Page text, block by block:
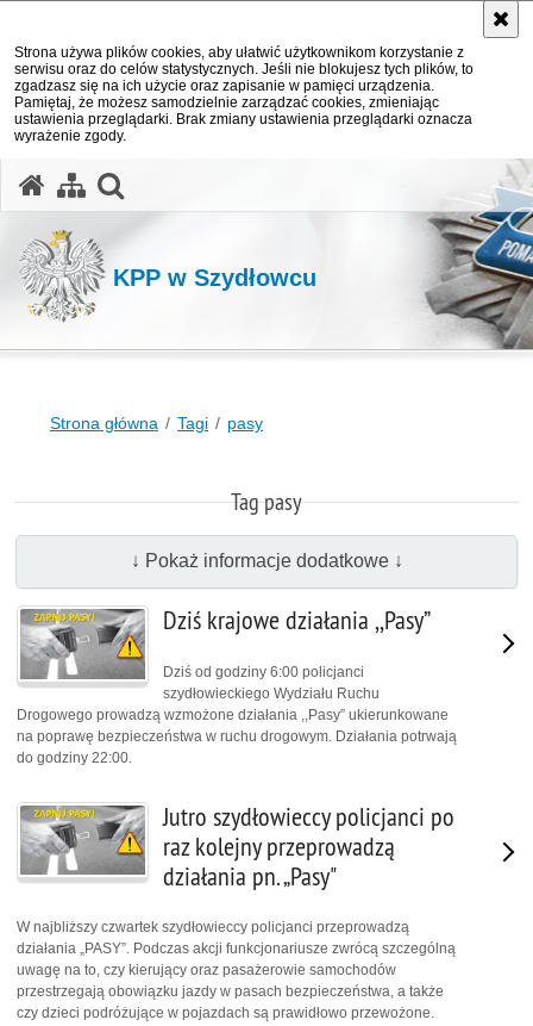
Strona używa plików cookies, aby ułatwić użytkownikom korzystanie z
serwisu oraz do celów statystycznych. Jeśli nie blokujesz tych plików, to
zgadzasz się na ich użycie oraz zapisanie w pamięci urządzenia.
Pamiętaj, że możesz samodzielnie zarządzać cookies, zmieniając
ustawienia przeglądarki. Brak zmiany ustawienia przeglądarki oznacza
wyrażenie zgody.
KPP w Szydłowcu
Strona główna Tagi pasy
Tag pasy
↓ Pokaż informacje dodatkowe ↓
Dziś krajowe działania ,,Pasy”
Dziś od godziny 6:00 policjanci
szydłowieckiego Wydziału Ruchu
Drogowego prowadzą wzmożone działania ,,Pasy” ukierunkowane
na poprawę bezpieczeństwa w ruchu drogowym. Działania potrwają
do godziny 22:00.
Jutro szydłowieccy policjanci po
raz kolejny przeprowadzą
działania pn. „Pasy"
W najbliższy czwartek szydłowieccy policjanci przeprowadzą
działania „PASY”. Podczas akcji funkcjonariusze zwrócą szczególną
uwagę na to, czy kierujący oraz pasażerowie samochodów
przestrzegają obowiązku jazdy w pasach bezpieczeństwa, a także
czy dzieci podróżujące w pojazdach są prawidłowo przewożone.